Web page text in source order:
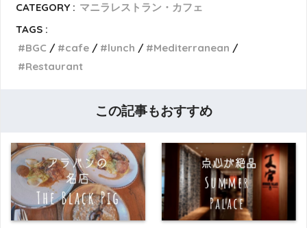
CATEGORY : マニラレストラン・カフェ
TAGS :
BGC
cafe lunch
Mediterranean
Restaurant
この記事もおすすめ